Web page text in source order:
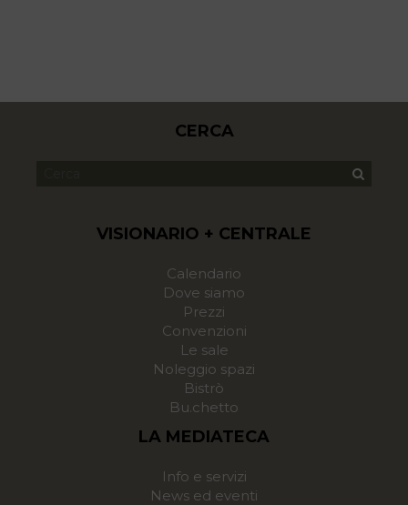
CERCA
VISIONARIO + CENTRALE
Calendario
Dove siamo
Prezzi
Convenzioni
Le sale
Noleggio spazi
Bistrò
Bu.chetto
LA MEDIATECA
Info e servizi
News ed eventi